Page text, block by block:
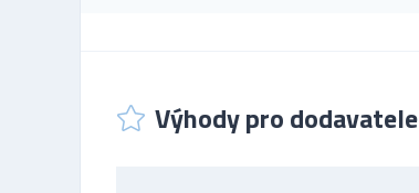
Výhody pro dodavatele